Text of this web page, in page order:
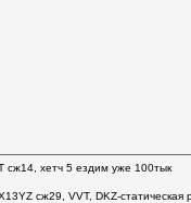
хетч 5 ездим уже 100тык
сж29, VVT, DKZ-статическая